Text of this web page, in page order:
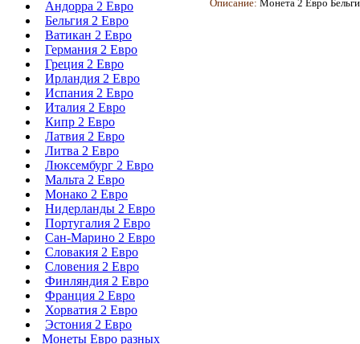
Андорра 2 Евро
Бельгия 2 Евро
Ватикан 2 Евро
Германия 2 Евро
Греция 2 Евро
Ирландия 2 Евро
Испания 2 Евро
Италия 2 Евро
Кипр 2 Евро
Латвия 2 Евро
Литва 2 Евро
Люксембург 2 Евро
Мальта 2 Евро
Монако 2 Евро
Нидерланды 2 Евро
Португалия 2 Евро
Сан-Марино 2 Евро
Словакия 2 Евро
Словения 2 Евро
Финляндия 2 Евро
Франция 2 Евро
Хорватия 2 Евро
Эстония 2 Евро
Монеты Евро разных
Описание: Монета 2 Евро